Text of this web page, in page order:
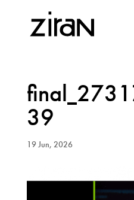
39
19 Jun, 2026